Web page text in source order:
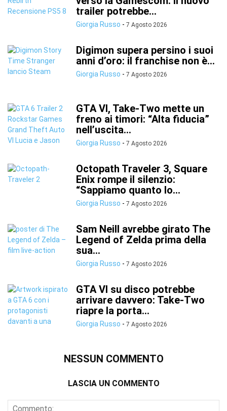
trailer potrebbe...
Giorgia Russo - 7 Agosto 2026
Digimon supera persino i suoi
anni d’oro: il franchise non è...
Giorgia Russo - 7 Agosto 2026
GTA VI, Take-Two mette un
freno ai timori: “Alta fiducia”
nell’uscita...
Giorgia Russo - 7 Agosto 2026
Octopath Traveler 3, Square
Enix rompe il silenzio:
“Sappiamo quanto lo...
Giorgia Russo - 7 Agosto 2026
Sam Neill avrebbe girato The
Legend of Zelda prima della
sua...
Giorgia Russo - 7 Agosto 2026
GTA VI su disco potrebbe
arrivare davvero: Take-Two
riapre la porta...
Giorgia Russo - 7 Agosto 2026
NESSUN COMMENTO
LASCIA UN COMMENTO